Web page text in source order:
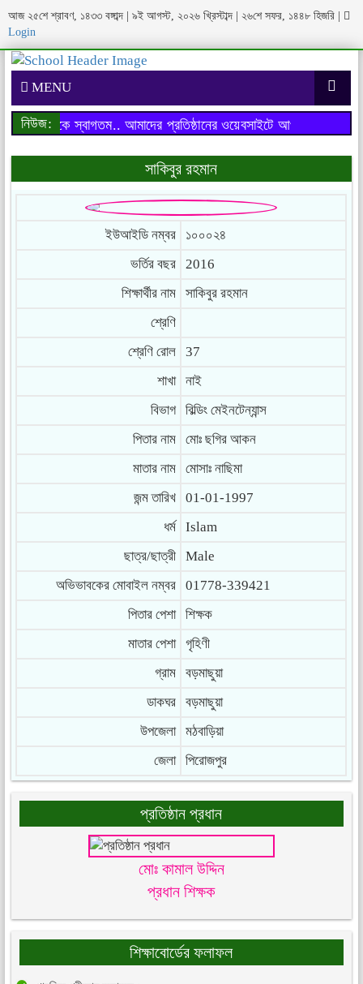
আজ ২৫শে শ্রাবণ, ১৪৩৩ বঙ্গাব্দ | ৯ই আগস্ট, ২০২৬ খ্রিস্টাব্দ | ২৬শে সফর, ১৪৪৮ হিজরি
Login
MENU
নিউজ: আমাদের প্রতিষ্ঠানের ওয়েবসাইটে আপনাকে স্বাগতম..
আপনাকে স্বাগতম..
সাকিবুর রহমান
ইউআইডি নম্বর
১০০০২৪
ভর্তির বছর
2016
শিক্ষার্থীর নাম
সাকিবুর রহমান
শ্রেণি
শ্রেণি রোল
37
শাখা
নাই
বিভাগ
বিল্ডিং মেইনটেন্যান্স
পিতার নাম
মোঃ ছগির আকন
মাতার নাম
মোসাঃ নাছিমা
জন্ম তারিখ
01-01-1997
ধর্ম
Islam
ছাত্র/ছাত্রী
Male
অভিভাবকের মোবাইল নম্বর
01778-339421
পিতার পেশা
শিক্ষক
মাতার পেশা
গৃহিণী
গ্রাম
বড়মাছুয়া
ডাকঘর
বড়মাছুয়া
উপজেলা
মঠবাড়িয়া
জেলা
পিরোজপুর
প্রতিষ্ঠান প্রধান
মোঃ কামাল উদ্দিন
প্রধান শিক্ষক
শিক্ষাবোর্ডের ফলাফল